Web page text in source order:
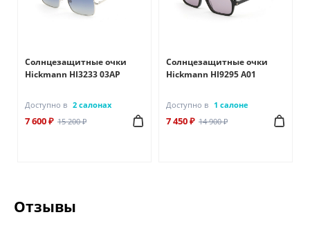
Солнцезащитные очки
Hickmann HI3233 03AP
Доступно в 2 салонах
7 600 ₽ 15 200 ₽
Солнцезащитные очки
Hickmann HI9295 A01
Доступно в 1 салоне
7 450 ₽ 14 900 ₽
Отзывы